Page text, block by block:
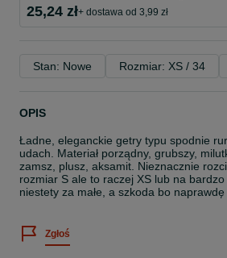
25,24 zł+ dostawa od 3,99 zł
Stan: Nowe Rozmiar: XS / 34
OPIS
Ładne, eleganckie getry typu spodnie
udach. Materiał porządny, grubszy,
zamsz, plusz, aksamit. Nieznacznie
rozmiar S ale to raczej XS lub na bardzo
niestety za małe, a szkoda bo naprawdę
Zgłoś